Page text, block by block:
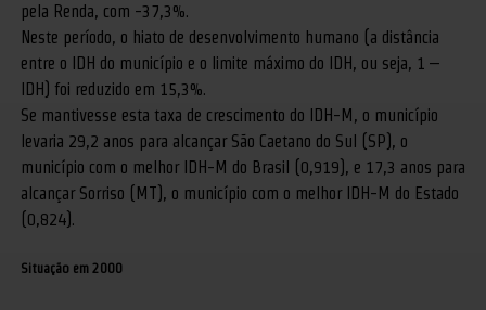
pela Renda, com -37,3%.
Neste período, o hiato de desenvolvimento humano (a distância
entre o IDH do município e o limite máximo do IDH, ou seja, 1 –
IDH) foi reduzido em 15,3%.
Se mantivesse esta taxa de crescimento do IDH-M, o município
levaria 29,2 anos para alcançar São Caetano do Sul (SP), o
município com o melhor IDH-M do Brasil (0,919), e 17,3 anos para
alcançar Sorriso (MT), o município com o melhor IDH-M do Estado
(0,824).
Situação em 2000